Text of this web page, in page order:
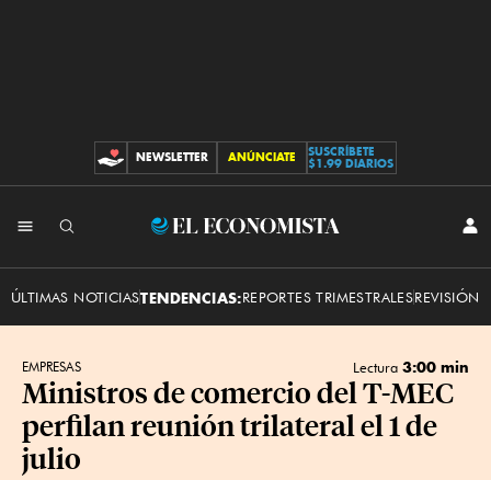
CONTRIBUCIONES
NEWSLETTER ANÚNCIATE
SUSCRÍBETE
$1.99 DIARIOS
El
ÚLTIMAS NOTICIASTENDENCIAS:REPORTES TRIMESTRALESREVISIÓN
EMPRESAS Lectura 3:00 min
Ministros de comercio del T-MEC
perfilan reunión trilateral el 1 de
julio